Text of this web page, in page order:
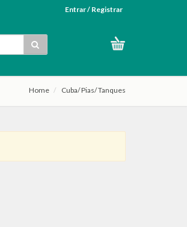
Entrar / Registrar
Home Cuba/ Pias/ Tanques